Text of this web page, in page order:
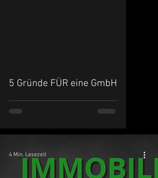
5 Gründe FÜR eine GmbH
4 Min. Lesezeit